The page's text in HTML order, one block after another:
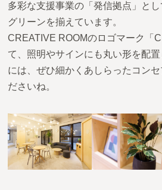
多彩な支援事業の「発信拠点」と
グリーンを揃えています。
CREATIVE ROOMのロゴマーク「
て、照明やサインにも丸い形を配
には、ぜひ細かくあしらったコン
ださいね。